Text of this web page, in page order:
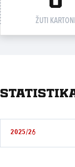
ŽUTI KARTONI
Statistika
2025/26